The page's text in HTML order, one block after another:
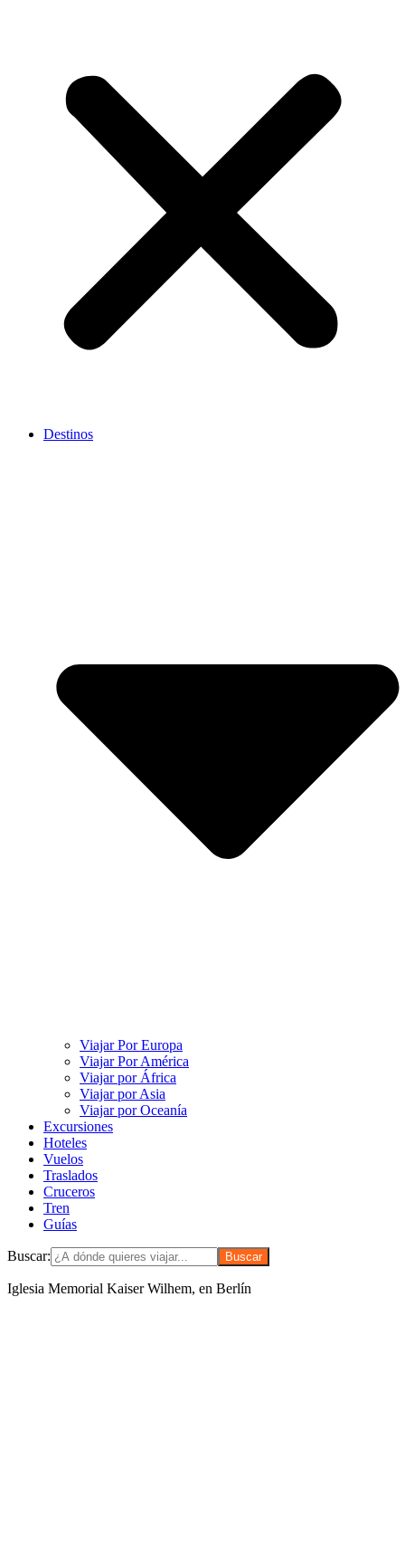
Destinos
Viajar Por Europa
Viajar Por América
Viajar por África
Viajar por Asia
Viajar por Oceanía
Excursiones
Hoteles
Vuelos
Traslados
Cruceros
Tren
Guías
Buscar:
Iglesia Memorial Kaiser Wilhem, en Berlín